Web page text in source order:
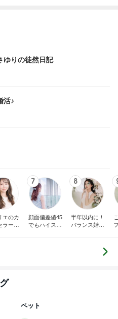
ゆりの徒然日記
活♪
エのカ
ラーブ
7
顔面偏差値45
でもハイスペ
8
半年以内に！
バランス婚を
☆慶應卒の医
師妻が運営す
ペット